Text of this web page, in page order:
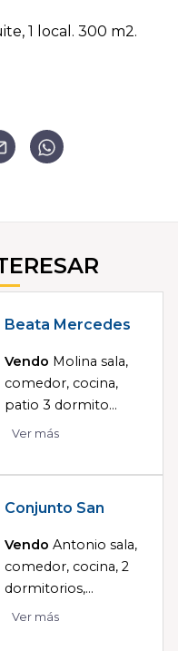
1 local. 300 m2.
Beata Mercedes
Vendo Molina sala,
comedor, cocina,
patio 3 dormito...
Ver más
Conjunto San
Vendo Antonio sala,
comedor, cocina, 2
dormitorios,...
Ver más